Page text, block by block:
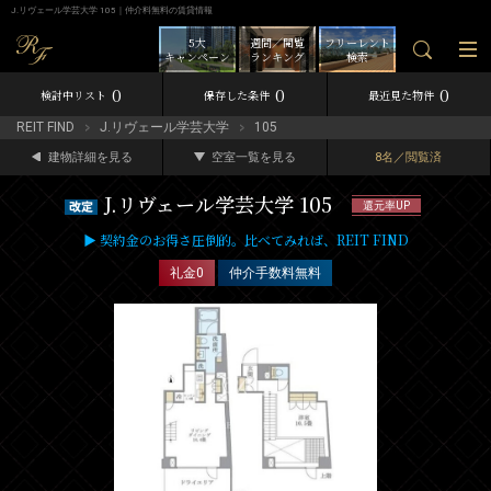
J.リヴェール学芸大学 105｜仲介料無料の賃貸情報
フリーレント
検索
週間／閲覧
ランキング
5大
キャンペーン
検討中リスト 0 保存した条件 0 最近見た物件 0
REIT FIND J.リヴェール学芸大学 105
建物詳細を見る 空室一覧を見る 8名／閲覧済
J.リヴェール学芸大学 105 還元率UP
▶ 契約金のお得さ圧倒的。比べてみれば、REIT FIND
礼金0 仲介手数料無料